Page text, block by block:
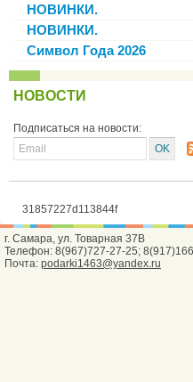
НОВИНКИ.
НОВИНКИ.
Символ Года 2026
НОВОСТИ
Подписаться на новости:
31857227d113844f
г. Самара, ул. Товарная 37В
Телефон: 8(967)727-27-25;
Почта: podarki1463@yandex.ru